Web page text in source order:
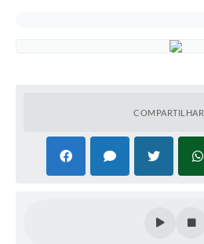
Normas e Legislação
COMPARTILHAR